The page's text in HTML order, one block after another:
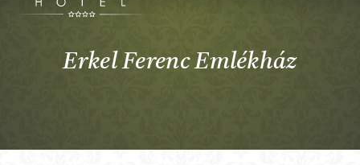
Erkel Ferenc Emlékház